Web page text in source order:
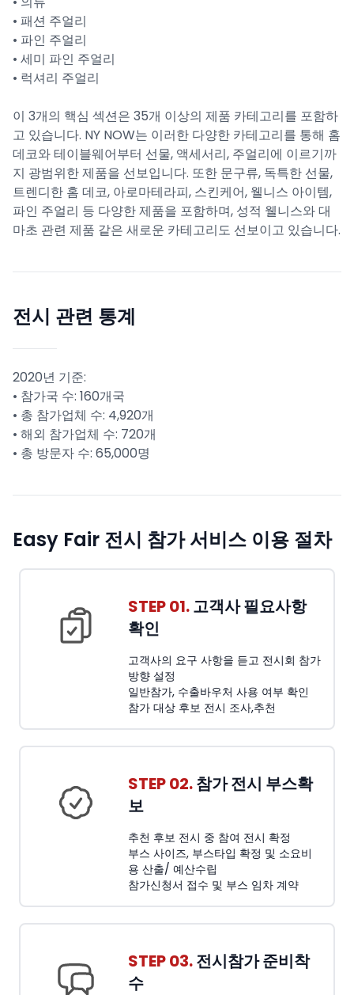
• 패션 주얼리
• 파인 주얼리
• 세미 파인 주얼리
• 럭셔리 주얼리
이 3개의 핵심 섹션은 35개 이상의 제품 카테고리를 포함하
고 있습니다. NY NOW는 이러한 다양한 카테고리를 통해 홈
데코와 테이블웨어부터 선물, 액세서리, 주얼리에 이르기까
지 광범위한 제품을 선보입니다. 또한 문구류, 독특한 선물,
트렌디한 홈 데코, 아로마테라피, 스킨케어, 웰니스 아이템,
파인 주얼리 등 다양한 제품을 포함하며, 성적 웰니스와 대
마초 관련 제품 같은 새로운 카테고리도 선보이고 있습니다.
전시 관련 통계
2020년 기준:
• 참가국 수: 160개국
• 총 참가업체 수: 4,920개
• 해외 참가업체 수: 720개
• 총 방문자 수: 65,000명
Easy Fair 전시 참가 서비스 이용 절차
STEP 01.고객사 필요사항
확인
고객사의 요구 사항을 듣고 전시회 참가
방향 설정
일반참가, 수출바우처 사용 여부 확인
참가 대상 후보 전시 조사,추천
STEP 02.참가 전시 부스확
보
추천 후보 전시 중 참여 전시 확정
부스 사이즈, 부스타입 확정 및 소요비
용 산출/ 예산수립
참가신청서 접수 및 부스 임차 계약
STEP 03.전시참가 준비착
수